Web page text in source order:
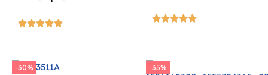
5/5 5/5
-30% -35%